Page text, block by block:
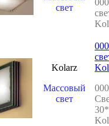
свет
Kolarz
Массовый
свет